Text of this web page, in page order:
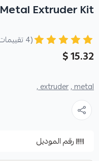
Metal Extruder Kit
(4 تقييمات)
15.32 $
metal ,
extruder ,
رقم الموديل